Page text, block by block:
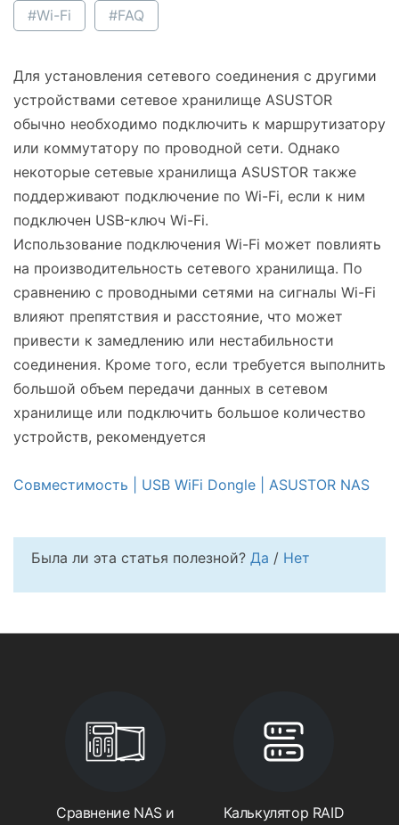
#Wi-Fi #FAQ
Для установления сетевого соединения с другими
устройствами сетевое хранилище ASUSTOR
обычно необходимо подключить к маршрутизатору
или коммутатору по проводной сети. Однако
некоторые сетевые хранилища ASUSTOR также
поддерживают подключение по Wi-Fi, если к ним
подключен USB-ключ Wi-Fi.
Использование подключения Wi-Fi может повлиять
на производительность сетевого хранилища. По
сравнению с проводными сетями на сигналы Wi-Fi
влияют препятствия и расстояние, что может
привести к замедлению или нестабильности
соединения. Кроме того, если требуется выполнить
большой объем передачи данных в сетевом
хранилище или подключить большое количество
устройств, рекомендуется
Совместимость | USB WiFi Dongle | ASUSTOR NAS
Была ли эта статья полезной? Да / Нет
Сравнение NAS и
Калькулятор RAID